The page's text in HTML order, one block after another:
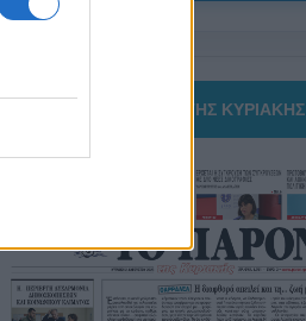
ΤΟ ΠΑΡΟΝ ΤΗΣ ΚΥΡΙΑΚΗΣ